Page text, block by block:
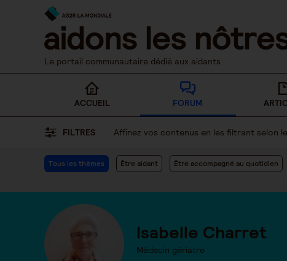
Le portail communautaire dédié aux aidants
ACCUEIL FORUM
FILTRES Affinez vos contenus en les filtrant selon
Tous les thèmes Être aidant Être accompagné au quotidien
Isabelle Charret
Médecin gériatre